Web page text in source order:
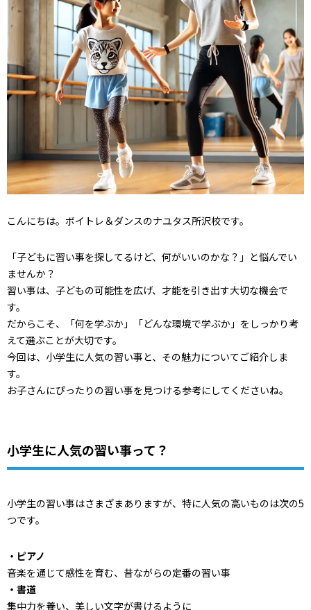
こんにちは。ボイトレ＆ダンスのナユタス所沢校です。
「子どもに習い事を探してるけど、何がいいのかな？」と悩んでい
ませんか？
習い事は、子どもの可能性を広げ、才能を引き出す大切な機会で
す。
だからこそ、「何を学ぶか」「どんな環境で学ぶか」をしっかり考
えて選ぶことが大切です。
今回は、小学生に人気の習い事と、その魅力についてご紹介しま
す。
お子さんにぴったりの習い事を見つける参考にしてくださいね。
小学生に人気の習い事って？
小学生の習い事はさまざまありますが、特に人気の高いものは次の5
つです。
・ピアノ
音楽を通じて感性を育む、昔ながらの定番の習い事
・書道
集中力を養い、美しい文字が書けるように